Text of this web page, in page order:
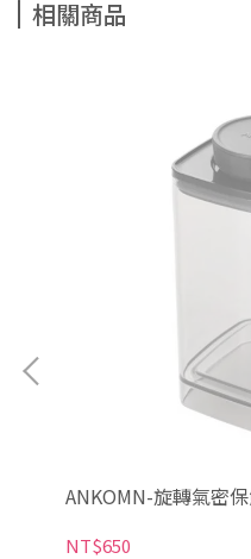
相關商品
ANKOMN-旋轉氣密
NT$650